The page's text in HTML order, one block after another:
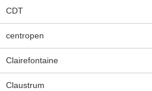
CDT
centropen
Clairefontaine
Claustrum